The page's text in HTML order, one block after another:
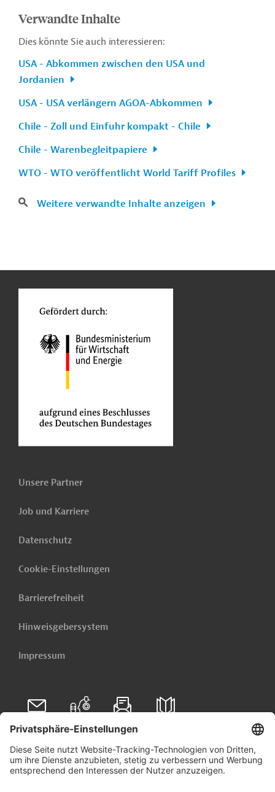
Verwandte Inhalte
Dies könnte Sie auch interessieren:
USA - Abkommen zwischen den USA und
Jordanien
USA - USA verlängern AGOA-Abkommen
Chile - Zoll und Einfuhr kompakt - Chile
Chile - Warenbegleitpapiere
WTO - WTO veröffentlicht World Tariff Profiles
Weitere verwandte Inhalte anzeigen
Unsere Partner
Job und Karriere
Datenschutz
Cookie-Einstellungen
Barrierefreiheit
Hinweisgebersystem
Impressum
Folgen Sie uns auf